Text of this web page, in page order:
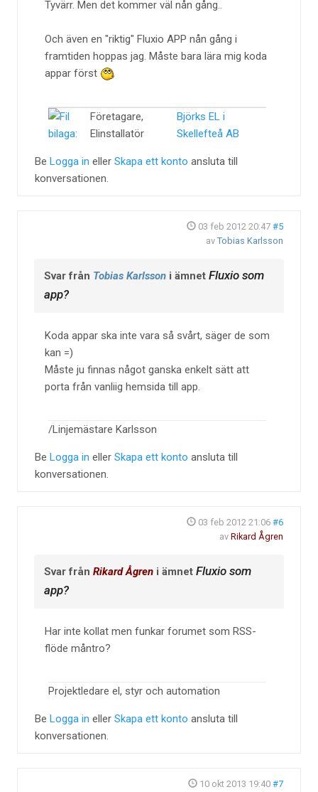
Tyvärr. Men det kommer väl nån gång..
Och även en "riktig" Fluxio APP nån gång i
framtiden hoppas jag. Måste bara lära mig koda
appar först
Företagare,
Elinstallatör
Björks EL i
Skellefteå AB
Be Logga in eller Skapa ett konto ansluta till
konversationen.
03 feb 2012 20:47 #5
av Tobias Karlsson
Svar från Tobias Karlsson i ämnet Fluxio som
app?
Koda appar ska inte vara så svårt, säger de som
kan =)
Måste ju finnas något ganska enkelt sätt att
porta från vanliig hemsida till app.
/Linjemästare Karlsson
Be Logga in eller Skapa ett konto ansluta till
konversationen.
03 feb 2012 21:06 #6
av Rikard Ågren
Svar från Rikard Ågren i ämnet Fluxio som
app?
Har inte kollat men funkar forumet som RSS-
flöde måntro?
Projektledare el, styr och automation
Be Logga in eller Skapa ett konto ansluta till
konversationen.
10 okt 2013 19:40 #7